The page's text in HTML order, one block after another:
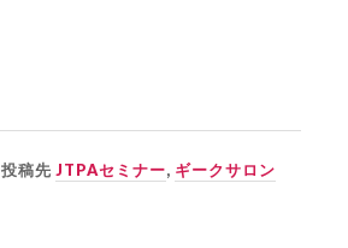
投稿先JTPAセミナー, ギークサロン